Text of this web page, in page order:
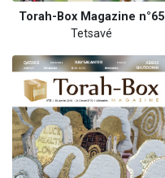
Torah-Box Magazine n°65
Tetsavé